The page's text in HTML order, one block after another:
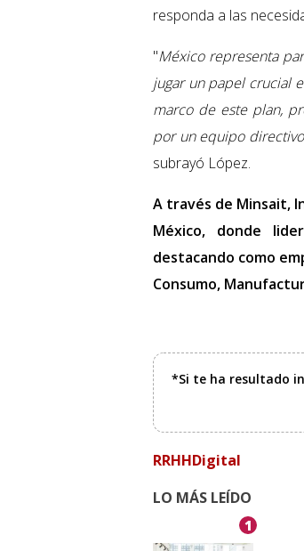
responda a las
"México representa
jugar un papel crucial
marco de este plan,
por un equipo
subrayó López.
A través de Minsait,
México, donde
destacando como
Consumo,
*Si te ha resultado
RRHHDigital
LO MÁS LEÍDO
1